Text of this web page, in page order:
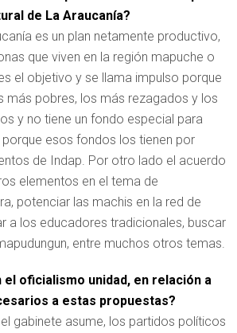
de La Araucanía?
es un plan netamente productivo,
que viven en la región mapuche o
el objetivo y se llama impulso porque
más pobres, los más rezagados y los
y no tiene un fondo especial para
esos fondos los tienen por
de Indap. Por otro lado el acuerdo
elementos en el tema de
potenciar las machis en la red de
a los educadores tradicionales, buscar
entre muchos otros temas.
oficialismo unidad, en relación a
a estas propuestas?
gabinete asume, los partidos políticos